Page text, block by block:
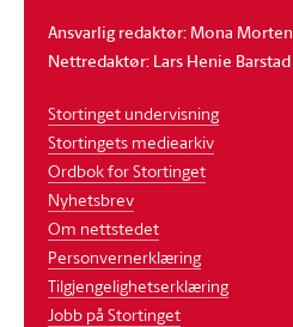
Ansvarlig redaktør: Mona
Nettredaktør: Lars Henie Barstad
Stortinget undervisning
Stortingets mediearkiv
Ordbok for Stortinget
Nyhetsbrev
Om nettstedet
Personvernerklæring
Tilgjengelighetserklæring
Jobb på Stortinget